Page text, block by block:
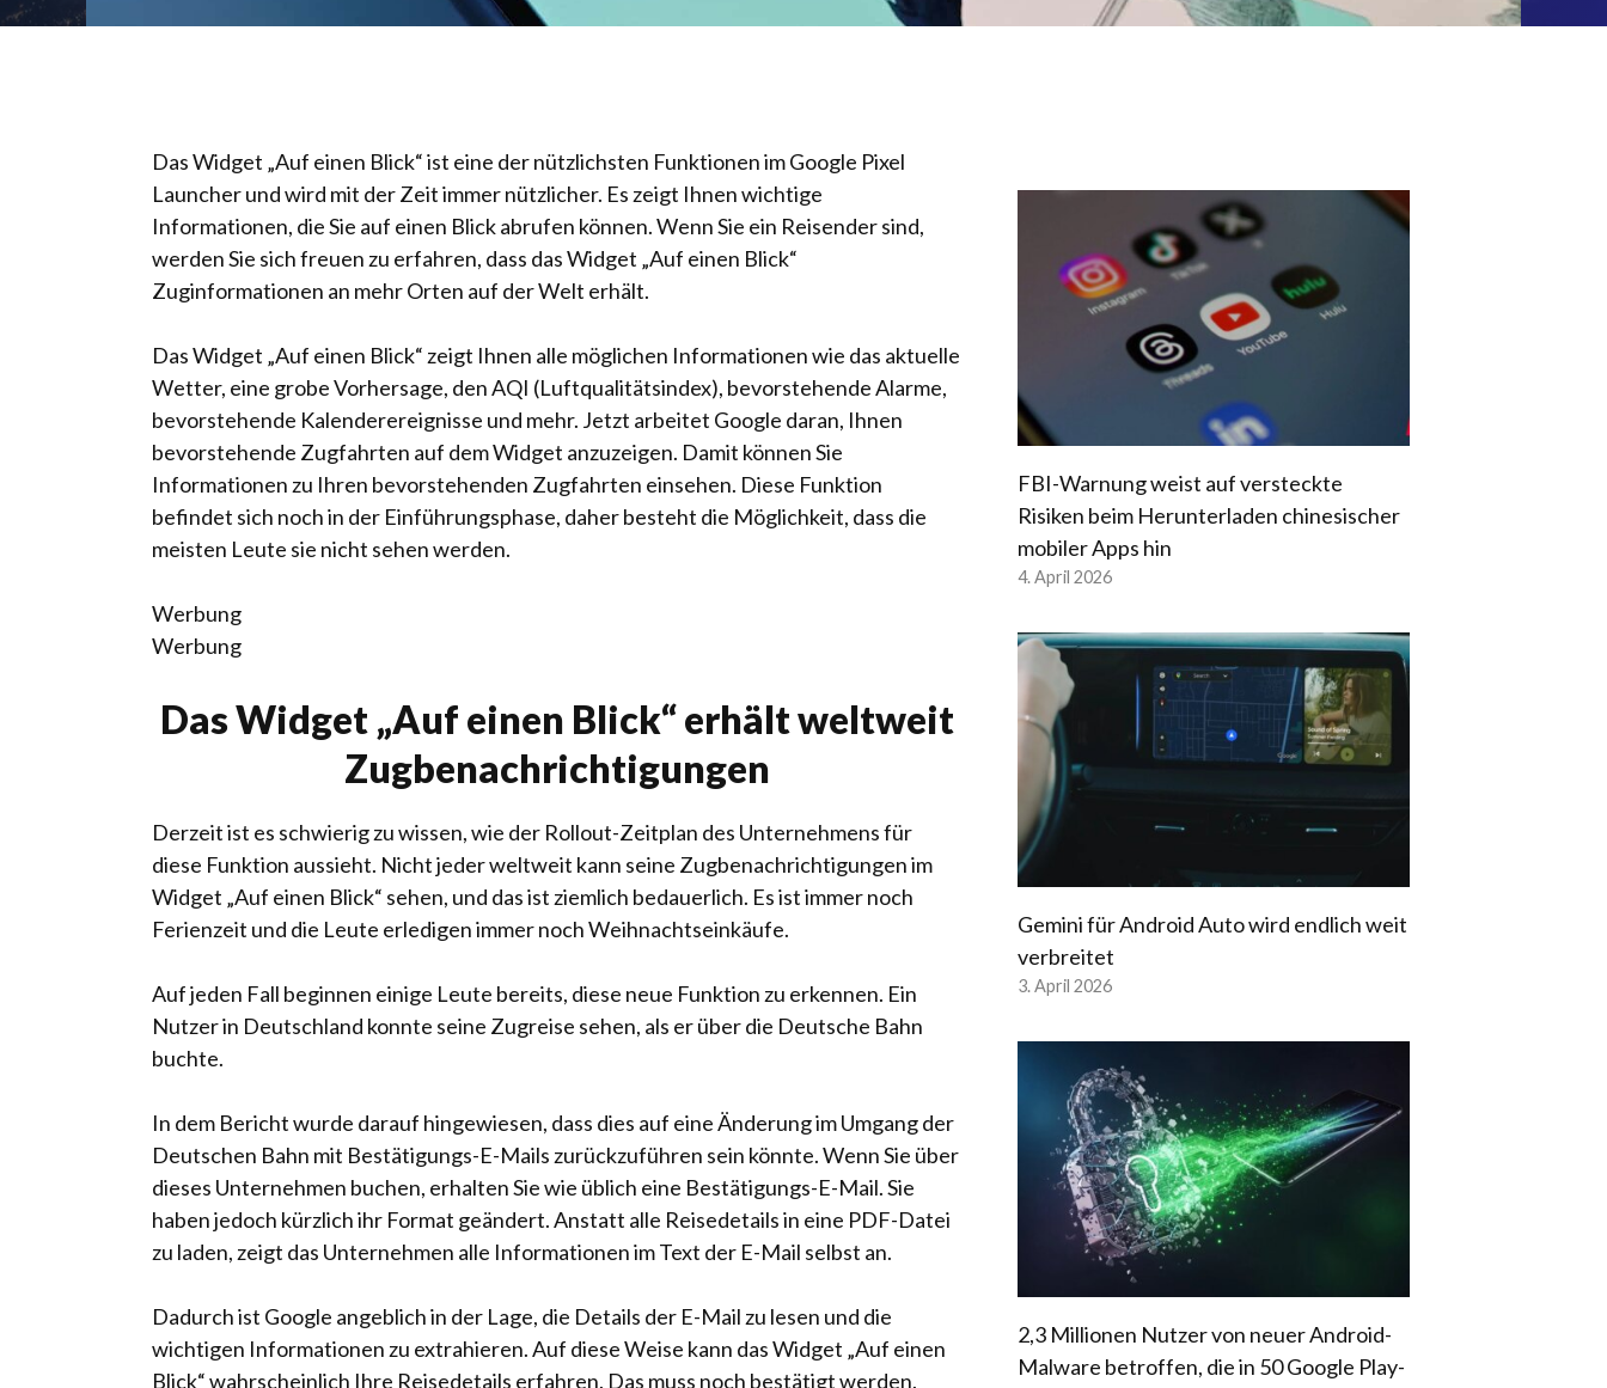
Das Widget „Auf einen Blick“ ist eine der nützlichsten Funktionen im Google Pixel
Launcher und wird mit der Zeit immer nützlicher. Es zeigt Ihnen wichtige
Informationen, die Sie auf einen Blick abrufen können. Wenn Sie ein Reisender sind,
werden Sie sich freuen zu erfahren, dass das Widget „Auf einen Blick“
Zuginformationen an mehr Orten auf der Welt erhält.
Das Widget „Auf einen Blick“ zeigt Ihnen alle möglichen Informationen wie das aktuelle
Wetter, eine grobe Vorhersage, den AQI (Luftqualitätsindex), bevorstehende Alarme,
bevorstehende Kalenderereignisse und mehr. Jetzt arbeitet Google daran, Ihnen
bevorstehende Zugfahrten auf dem Widget anzuzeigen. Damit können Sie
Informationen zu Ihren bevorstehenden Zugfahrten einsehen. Diese Funktion
befindet sich noch in der Einführungsphase, daher besteht die Möglichkeit, dass die
meisten Leute sie nicht sehen werden.
Werbung
Werbung
Das Widget „Auf einen Blick“ erhält weltweit
Zugbenachrichtigungen
Derzeit ist es schwierig zu wissen, wie der Rollout-Zeitplan des Unternehmens für
diese Funktion aussieht. Nicht jeder weltweit kann seine Zugbenachrichtigungen im
Widget „Auf einen Blick“ sehen, und das ist ziemlich bedauerlich. Es ist immer noch
Ferienzeit und die Leute erledigen immer noch Weihnachtseinkäufe.
Auf jeden Fall beginnen einige Leute bereits, diese neue Funktion zu erkennen. Ein
Nutzer in Deutschland konnte seine Zugreise sehen, als er über die Deutsche Bahn
buchte.
In dem Bericht wurde darauf hingewiesen, dass dies auf eine Änderung im Umgang der
Deutschen Bahn mit Bestätigungs-E-Mails zurückzuführen sein könnte. Wenn Sie über
dieses Unternehmen buchen, erhalten Sie wie üblich eine Bestätigungs-E-Mail. Sie
haben jedoch kürzlich ihr Format geändert. Anstatt alle Reisedetails in eine PDF-Datei
zu laden, zeigt das Unternehmen alle Informationen im Text der E-Mail selbst an.
Dadurch ist Google angeblich in der Lage, die Details der E-Mail zu lesen und die
wichtigen Informationen zu extrahieren. Auf diese Weise kann das Widget „Auf einen
Blick“ wahrscheinlich Ihre Reisedetails erfahren. Das muss noch bestätigt werden.
FBI-Warnung weist auf versteckte
Risiken beim Herunterladen chinesischer
mobiler Apps hin
4. April 2026
Gemini für Android Auto wird endlich weit
verbreitet
3. April 2026
2,3 Millionen Nutzer von neuer Android-
Malware betroffen, die in 50 Google Play-